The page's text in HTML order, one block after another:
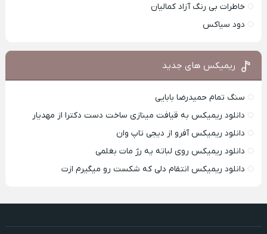
خاطرات بی رنگ آزاد کمالیان
دود سیاکس
ریمیکس های جدید
سنگ تمام حمیدرضا بابایی
دانلود ریمیکس به قیافت مینازی ساخت دست دکترا از مهدیار
دانلود ریمیکس آفرو از ديجی تاپ وان
دانلود ریمیکس روی لباته یه رژ مات بغلمی
دانلود ریمیکس انتقام دلی که شکست رو میگیرم ازت